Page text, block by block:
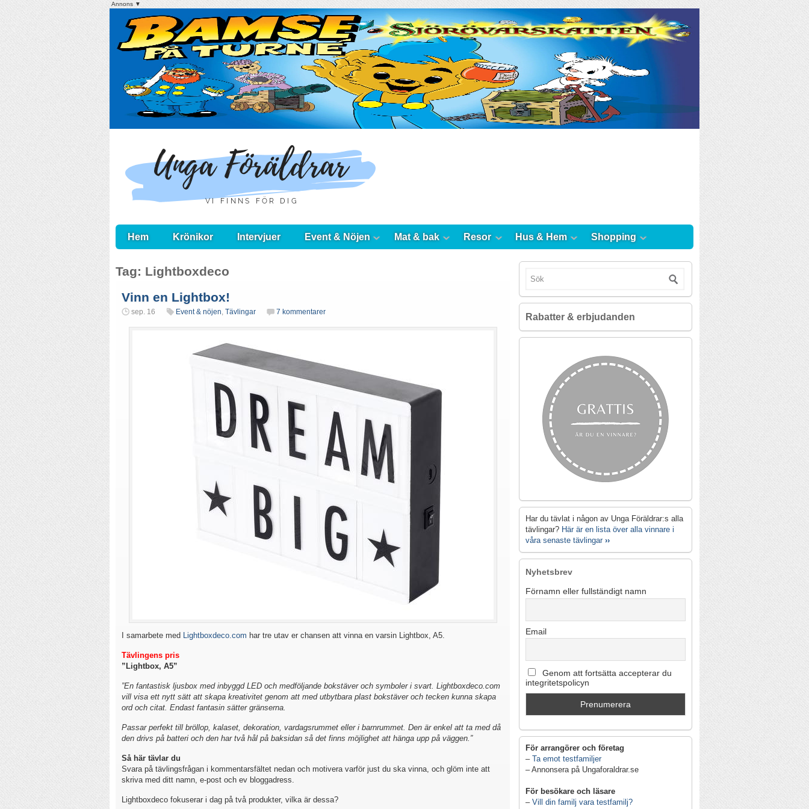
Annons ▼
Hem Krönikor Intervjuer Event & Nöjen Mat & bak Resor Hus & Hem Shopping
Tag: Lightboxdeco
Vinn en Lightbox!
sep. 16 Event & nöjen, Tävlingar 7 kommentarer
I samarbete med Lightboxdeco.com har tre utav er chansen att vinna en varsin Lightbox, A5.
Tävlingens pris
”Lightbox, A5”
”En fantastisk ljusbox med inbyggd LED och medföljande bokstäver och symboler i svart. Lightboxdeco.com
vill visa ett nytt sätt att skapa kreativitet genom att med utbytbara plast bokstäver och tecken kunna skapa
ord och citat. Endast fantasin sätter gränserna.
Passar perfekt till bröllop, kalaset, dekoration, vardagsrummet eller i barnrummet. Den är enkel att ta med då
den drivs på batteri och den har två hål på baksidan så det finns möjlighet att hänga upp på väggen.”
Så här tävlar du
Svara på tävlingsfrågan i kommentarsfältet nedan och motivera varför just du ska vinna, och glöm inte att
skriva med ditt namn, e-post och ev bloggadress.
Lightboxdeco fokuserar i dag på två produkter, vilka är dessa?
Rabatter & erbjudanden
Har du tävlat i någon av Unga Föräldrar:s alla
tävlingar? Här är en lista över alla vinnare i
våra senaste tävlingar ››
Nyhetsbrev
Förnamn eller fullständigt namn
Email
Genom att fortsätta accepterar du
integritetspolicyn
För arrangörer och företag
– Ta emot testfamiljer
– Annonsera på Ungaforaldrar.se
För besökare och läsare
– Vill din familj vara testfamilj?